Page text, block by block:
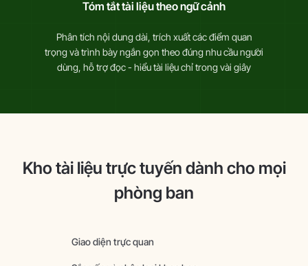
Tóm tắt tài liệu theo ngữ cảnh
Phân tích nội dung dài, trích xuất các điểm quan
trọng và trình bày ngắn gọn theo đúngnhu cầu người
dùng, hỗ trợ đọc - hiểu tài liệuchỉ trong vài giây
Kho tài liệu trực tuyến dành cho mọi
phòng ban
Giao diện trực quan